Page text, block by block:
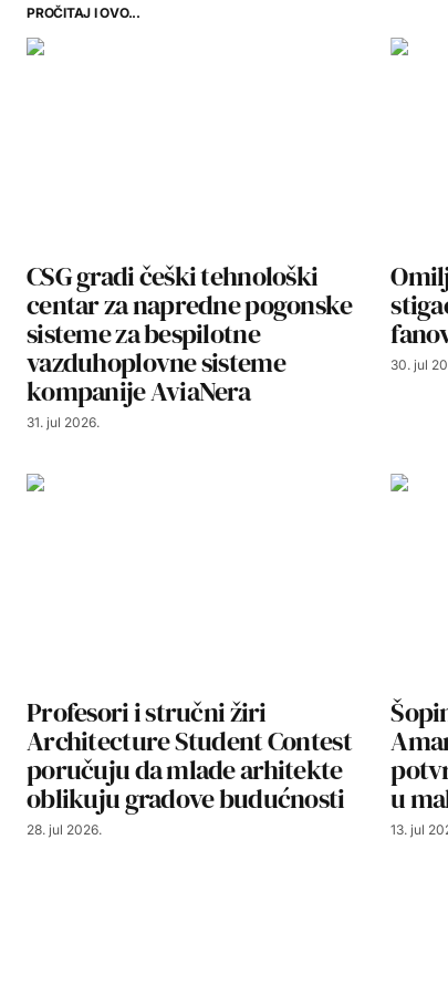
PROČITAJ I OVO...
CSG gradi češki tehnološki
centar za napredne pogonske
sisteme za bespilotne
vazduhoplovne sisteme
kompanije AviaNera
31. jul 2026.
30. jul
Profesori i stručni žiri
Architecture Student Contest
poručuju da mlade arhitekte
oblikuju gradove budućnosti
28. jul 2026.
u
13. jul